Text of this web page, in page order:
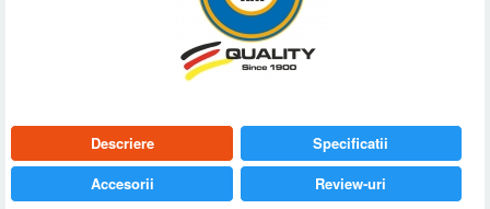
Descriere
Specificatii
Accesorii
Review-uri